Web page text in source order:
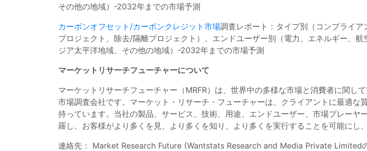
その他の地域）-2032年までの市場予測
カーボンオフセット/カーボンクレジット市場調査レポート：タイプ別（コンプライ
プロジェクト、除去/隔離プロジェクト）、エンドユーザー別（電力、エネルギー、
ジア太平洋地域、その他の地域）-2032年までの市場予測
マーケットリサーチフューチャーについて
マーケットリサーチフューチャー（MRFR）は、世界中の多様な市場と消費者に関し
市場調査会社です。マーケット・リサーチ・フューチャーは、クライアントに最適
持っています。当社の製品、サービス、技術、用途、エンドユーザー、市場プレー
羅し、お客様がより多くを見、より多くを知り、より多くを実行することを可能にし
連絡先： Market Research Future (Wantstats Research and Media Private